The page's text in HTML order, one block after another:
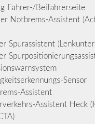
Fahrer-/Beifahrerseite
Notbrems-Assistent
Spurassistent
Sensor
Assistent
Assistent Heck